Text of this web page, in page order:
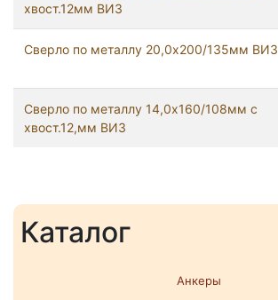
Каталог
Анкеры
хвост.12мм ВИЗ
Сверло по металлу 20,0х200/135мм ВИЗ
Сверло по металлу 14,0х160/108мм с
хвост.12,мм ВИЗ